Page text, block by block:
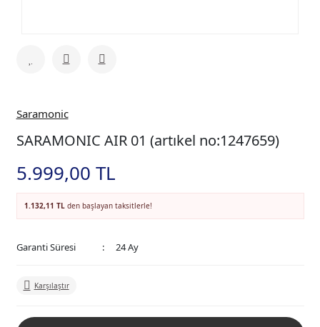
Saramonic
SARAMONIC AIR 01 (artıkel no:1247659)
5.999,00 TL
1.132,11 TLden başlayan taksitlerle!
Garanti Süresi 24 Ay
Karşılaştır